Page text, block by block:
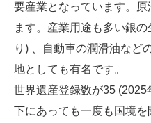
要産業となっています。
ます。産業用途も多い銀
り) 、自動車の潤滑油など
地としても有名です。
世界遺産登録数が35 (2025
下にあっても一度も国境